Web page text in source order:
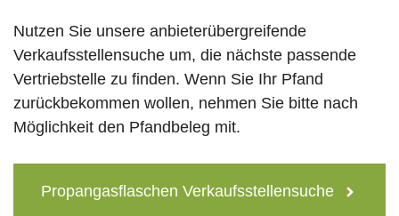
Nutzen Sie unsere anbieterübergreifende
Verkaufsstellensuche um, die nächste passende
Vertriebstelle zu finden. Wenn Sie Ihr Pfand
zurückbekommen wollen, nehmen Sie bitte nach
Möglichkeit den Pfandbeleg mit.
Propangasflaschen Verkaufsstellensuche